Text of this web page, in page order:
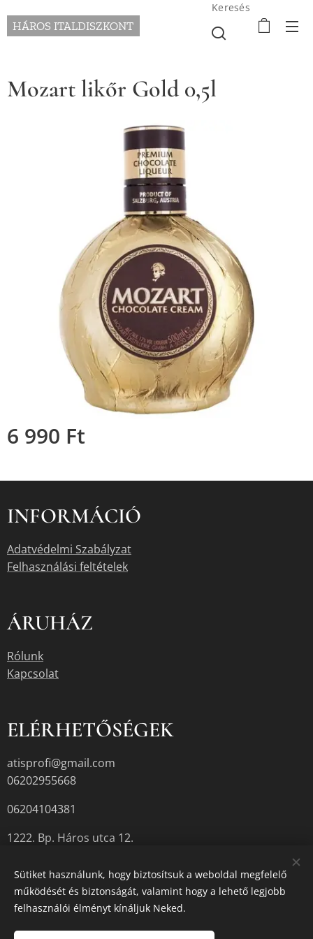
HÁROS ITALDISZKONT
Keresés
Mozart likőr Gold 0,5l
6 990 Ft
INFORMÁCIÓ
Adatvédelmi Szabályzat
Felhasználási feltételek
ÁRUHÁZ
Rólunk
Kapcsolat
ELÉRHETŐSÉGEK
atisprofi@gmail.com
06202955668
06204104381
1222. Bp. Háros utca 12.
A termékek aktuális készletéről érdeklődjön az üzletben, vagy a
megadott elérhetőségek egyikén.
Sütiket használunk, hogy biztosítsuk a weboldal megfelelő
működését és biztonságát, valamint hogy a lehető legjobb
felhasználói élményt kínáljuk Neked.